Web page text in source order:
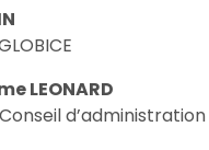
LEONARD
d’administration